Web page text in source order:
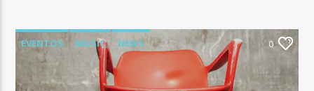
CURRENT TRACK
EVENTOS MUSIC NEWS 0